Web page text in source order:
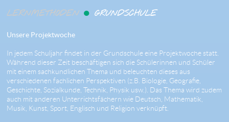
LERNMETHODEN GRUNDSCHULE
Unsere Projektwoche
In jedem Schuljahr findet in der Grundschule eine Projektwoche statt.
Während dieser Zeit beschäftigen sich die Schülerinnen und Schüler
mit einem sachkundlichen Thema und beleuchten dieses aus
verschiedenen fachlichen Perspektiven (z.B. Biologie, Geografie,
Geschichte, Sozialkunde, Technik, Physik usw.). Das Thema wird zudem
auch mit anderen Unterrichtsfächern wie Deutsch, Mathematik,
Musik, Kunst, Sport, Englisch und Religion verknüpft.